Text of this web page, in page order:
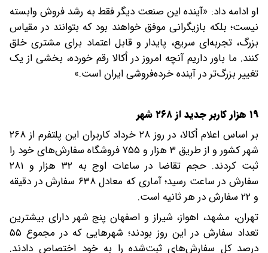
او ادامه داد: «آینده این صنعت دیگر فقط به رشد فروش وابسته
نیست؛ بلکه بازیگرانی موفق خواهند بود که بتوانند در مقیاس
بزرگ، تجربه‌ای سریع، پایدار و قابل اعتماد برای مشتری خلق
کنند. ما باور داریم آنچه امروز در اُکالا رقم خورده، بخشی از یک
تغییر بزرگ‌تر در آینده خرده‌فروشی ایران است.»
۱۹ هزار کاربر جدید از ۲۶۸ شهر
بر اساس اعلام اُکالا، در روز ۲۸ خرداد کاربران این پلتفرم از ۲۶۸
شهر کشور و از طریق ۳ هزار و ۷۵۵ فروشگاه سفارش‌های خود را
ثبت کردند. حجم تقاضا در ساعات اوج به ۳۲ هزار و ۲۸۱
سفارش در ساعت رسید؛ آماری که معادل ۶۳۸ سفارش در دقیقه
و ۲۲ سفارش در هر ثانیه است.
تهران، مشهد، اهواز، شیراز و اصفهان پنج شهر دارای بیشترین
تعداد سفارش در این روز بودند؛ شهرهایی که در مجموع ۵۵
درصد کل سفارش‌های ثبت‌شده را به خود اختصاص دادند.